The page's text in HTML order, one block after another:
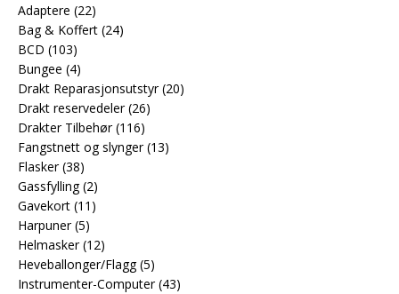
Adaptere (22)
Bag & Koffert (24)
BCD (103)
Bungee (4)
Drakt Reparasjonsutstyr (20)
Drakt reservedeler (26)
Drakter Tilbehør (116)
Fangstnett og slynger (13)
Flasker (38)
Gassfylling (2)
Gavekort (11)
Harpuner (5)
Helmasker (12)
Heveballonger/Flagg (5)
Instrumenter-Computer (43)